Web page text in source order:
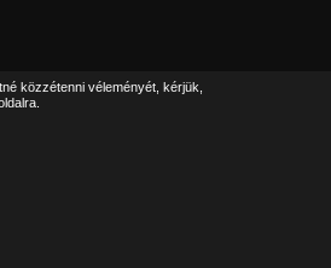
közzétenni véleményét, kérjük,